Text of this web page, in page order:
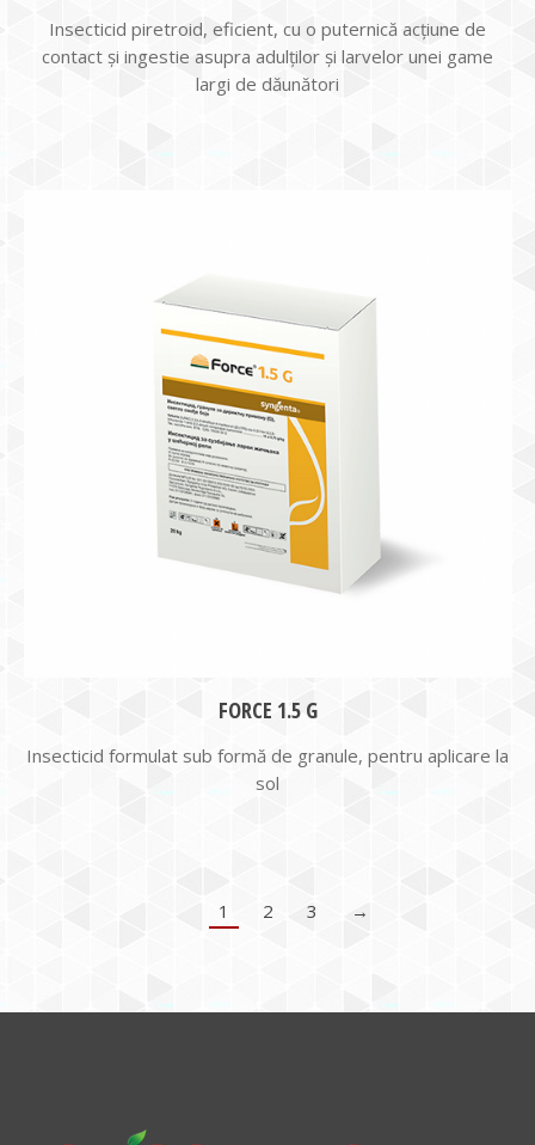
Insecticid piretroid, eficient, cu o puternică acţiune de
contact şi ingestie asupra adulților și larvelor unei game
largi de dăunători
FORCE 1.5 G
Insecticid formulat sub formă de granule, pentru aplicare la
sol
1 2 3 →